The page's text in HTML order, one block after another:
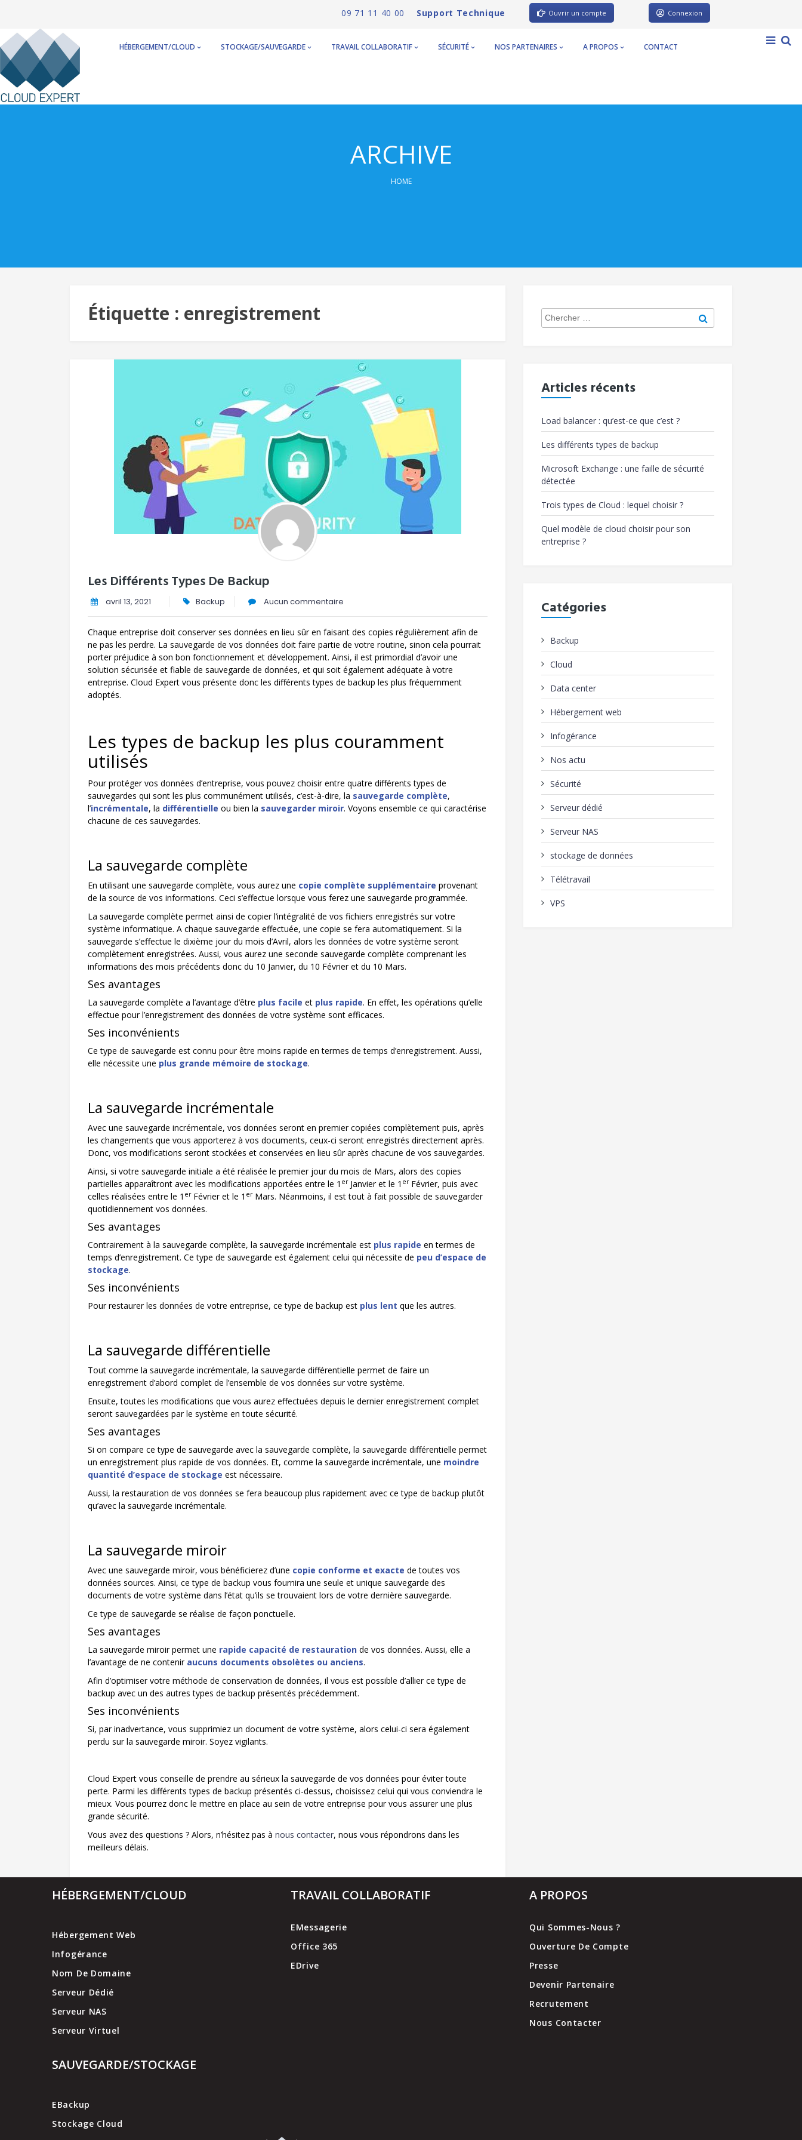
content
09 71 11 40 00 Support Technique Ouvrir un compte Connexion
HÉBERGEMENT/CLOUD STOCKAGE/SAUVEGARDE TRAVAIL COLLABORATIF SÉCURITÉ NOS PARTENAIRES A PROPOS CONTACT
ARCHIVE
HOME
Étiquette : enregistrement
Les Différents Types De Backup
avril 13, 2021 Backup Aucun commentaire
Chaque entreprise doit conserver ses données en lieu sûr en faisant des copies régulièrement afin de
ne pas les perdre. La sauvegarde de vos données doit faire partie de votre routine, sinon cela pourrait
porter préjudice à son bon fonctionnement et développement. Ainsi, il est primordial d’avoir une
solution sécurisée et fiable de sauvegarde de données, et qui soit également adéquate à votre
entreprise. Cloud Expert vous présente donc les différents types de backup les plus fréquemment
adoptés.
Les types de backup les plus couramment
utilisés
Pour protéger vos données d’entreprise, vous pouvez choisir entre quatre différents types de
sauvegardes qui sont les plus communément utilisés, c’est-à-dire, la sauvegarde complète,
l’incrémentale, la différentielle ou bien la sauvegarder miroir. Voyons ensemble ce qui caractérise
chacune de ces sauvegardes.
La sauvegarde complète
En utilisant une sauvegarde complète, vous aurez une copie complète supplémentaire provenant
de la source de vos informations. Ceci s’effectue lorsque vous ferez une sauvegarde programmée.
La sauvegarde complète permet ainsi de copier l’intégralité de vos fichiers enregistrés sur votre
système informatique. A chaque sauvegarde effectuée, une copie se fera automatiquement. Si la
sauvegarde s’effectue le dixième jour du mois d’Avril, alors les données de votre système seront
complètement enregistrées. Aussi, vous aurez une seconde sauvegarde complète comprenant les
informations des mois précédents donc du 10 Janvier, du 10 Février et du 10 Mars.
Ses avantages
La sauvegarde complète a l’avantage d’être plus facile et plus rapide. En effet, les opérations qu’elle
effectue pour l’enregistrement des données de votre système sont efficaces.
Ses inconvénients
Ce type de sauvegarde est connu pour être moins rapide en termes de temps d’enregistrement. Aussi,
elle nécessite une plus grande mémoire de stockage.
La sauvegarde incrémentale
Avec une sauvegarde incrémentale, vos données seront en premier copiées complètement puis, après
les changements que vous apporterez à vos documents, ceux-ci seront enregistrés directement après.
Donc, vos modifications seront stockées et conservées en lieu sûr après chacune de vos sauvegardes.
Ainsi, si votre sauvegarde initiale a été réalisée le premier jour du mois de Mars, alors des copies
partielles apparaîtront avec les modifications apportées entre le 1 erJanvier et le 1 erFévrier, puis avec
celles réalisées entre le 1 erFévrier et le 1 erMars. Néanmoins, il est tout à fait possible de sauvegarder
quotidiennement vos données.
Ses avantages
Contrairement à la sauvegarde complète, la sauvegarde incrémentale est plus rapide en termes de
temps d’enregistrement. Ce type de sauvegarde est également celui qui nécessite de peu d’espace de
stockage.
Ses inconvénients
Pour restaurer les données de votre entreprise, ce type de backup est plus lent que les autres.
La sauvegarde différentielle
Tout comme la sauvegarde incrémentale, la sauvegarde différentielle permet de faire un
enregistrement d’abord complet de l’ensemble de vos données sur votre système.
Ensuite, toutes les modifications que vous aurez effectuées depuis le dernier enregistrement complet
seront sauvegardées par le système en toute sécurité.
Ses avantages
Si on compare ce type de sauvegarde avec la sauvegarde complète, la sauvegarde différentielle permet
un enregistrement plus rapide de vos données. Et, comme la sauvegarde incrémentale, une moindre
quantité d’espace de stockage est nécessaire.
Aussi, la restauration de vos données se fera beaucoup plus rapidement avec ce type de backup plutôt
qu’avec la sauvegarde incrémentale.
La sauvegarde miroir
Avec une sauvegarde miroir, vous bénéficierez d’une copie conforme et exacte de toutes vos
données sources. Ainsi, ce type de backup vous fournira une seule et unique sauvegarde des
documents de votre système dans l’état qu’ils se trouvaient lors de votre dernière sauvegarde.
Ce type de sauvegarde se réalise de façon ponctuelle.
Ses avantages
La sauvegarde miroir permet une rapide capacité de restauration de vos données. Aussi, elle a
l’avantage de ne contenir aucuns documents obsolètes ou anciens.
Afin d’optimiser votre méthode de conservation de données, il vous est possible d’allier ce type de
backup avec un des autres types de backup présentés précédemment.
Ses inconvénients
Si, par inadvertance, vous supprimiez un document de votre système, alors celui-ci sera également
perdu sur la sauvegarde miroir. Soyez vigilants.
Cloud Expert vous conseille de prendre au sérieux la sauvegarde de vos données pour éviter toute
perte. Parmi les différents types de backup présentés ci-dessus, choisissez celui qui vous conviendra le
mieux. Vous pourrez donc le mettre en place au sein de votre entreprise pour vous assurer une plus
grande sécurité.
Vous avez des questions ? Alors, n’hésitez pas à nous contacter, nous vous répondrons dans les
meilleurs délais.
Search
for:
Articles récents
Load balancer : qu’est-ce que c’est ?
Les différents types de backup
Microsoft Exchange : une faille de sécurité
détectée
Trois types de Cloud : lequel choisir ?
Quel modèle de cloud choisir pour son
entreprise ?
Catégories
Backup
Cloud
Data center
Hébergement web
Infogérance
Nos actu
Sécurité
Serveur dédié
Serveur NAS
stockage de données
Télétravail
VPS
HÉBERGEMENT/CLOUD
Hébergement Web
Infogérance
Nom De Domaine
Serveur Dédié
Serveur NAS
Serveur Virtuel
TRAVAIL COLLABORATIF
EMessagerie
Office 365
EDrive
A PROPOS
Qui Sommes-Nous ?
Ouverture De Compte
Presse
Devenir Partenaire
Recrutement
Nous Contacter
SAUVEGARDE/STOCKAGE
EBackup
Stockage Cloud